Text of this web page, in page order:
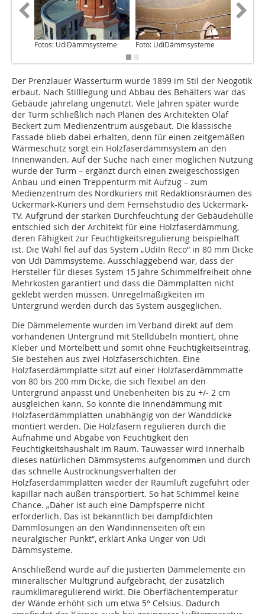
Fotos: UdiDämmsysteme Foto: UdiDämmsysteme
Der Prenzlauer Wasserturm wurde 1899 im Stil der Neogotik
erbaut. Nach Stilllegung und Abbau des Behälters war das
Gebäude jahrelang ungenutzt. Viele Jahren später wurde
der Turm schließlich nach Plänen des Architekten Olaf
Beckert zum Medienzentrum ausgebaut. Die klassische
Fassade blieb dabei erhalten, denn für einen zeitgemäßen
Wärmeschutz sorgt ein Holzfaserdämmsystem an den
Innenwänden. Auf der Suche nach einer möglichen Nutzung
wurde der Turm – ergänzt durch einen zweigeschossigen
Anbau und einen Treppenturm mit Aufzug – zum
Medienzentrum des Nordkuriers mit Redaktionsräumen des
Uckermark-Kuriers und dem Fernsehstudio des Uckermark-
TV. Aufgrund der starken Durchfeuchtung der Gebäudehülle
entschied sich der Architekt für eine Holzfaserdämmung,
deren Fähigkeit zur Feuchtigkeitsregulierung beispielhaft
ist. Die Wahl fiel auf das System „UdiIn Reco“ in 80 mm Dicke
von Udi Dämmsysteme. Ausschlaggebend war, dass der
Hersteller für dieses System 15 Jahre Schimmelfreiheit ohne
Mehrkosten garantiert und dass die Dämmplatten nicht
geklebt werden müssen. Unregelmäßigkeiten im
Untergrund werden durch das System ausgeglichen.
Die Dämmelemente wurden im Verband direkt auf dem
vorhandenen Untergrund mit Stelldübeln montiert, ohne
Kleber und Mörtelbett und somit ohne Feuchtigkeitseintrag.
Sie bestehen aus zwei Holzfaserschichten. Eine
Holzfaserdämmplatte sitzt auf einer Holzfaserdämmmatte
von 80 bis 200 mm Dicke, die sich flexibel an den
Untergrund anpasst und Unebenheiten bis zu +/- 2 cm
ausgleichen kann. So konnte die Innendämmung mit
Holzfaserdämmplatten unabhängig von der Wanddicke
montiert werden. Die Holzfasern regulieren durch die
Aufnahme und Abgabe von Feuchtigkeit den
Feuchtigkeitshaushalt im Raum. Tauwasser wird innerhalb
dieses natürlichen Dämmsystems aufgenommen und durch
das schnelle Austrocknungsverhalten der
Holzfaserdämmplatten wieder der Raumluft zugeführt oder
kapillar nach außen transportiert. So hat Schimmel keine
Chance. „Daher ist auch eine Dampfsperre nicht
erforderlich. Das ist bekanntlich bei dampfdichten
Dämmlösungen an den Wandinnenseiten oft ein
neuralgischer Punkt“, erklärt Anka Unger von Udi
Dämmsysteme.
Anschließend wurde auf die justierten Dämmelemente ein
mineralischer Multigrund aufgebracht, der zusätzlich
raumklimaregulierend wirkt. Die Oberflächentemperatur
der Wände erhöht sich um etwa 5° Celsius. Dadurch